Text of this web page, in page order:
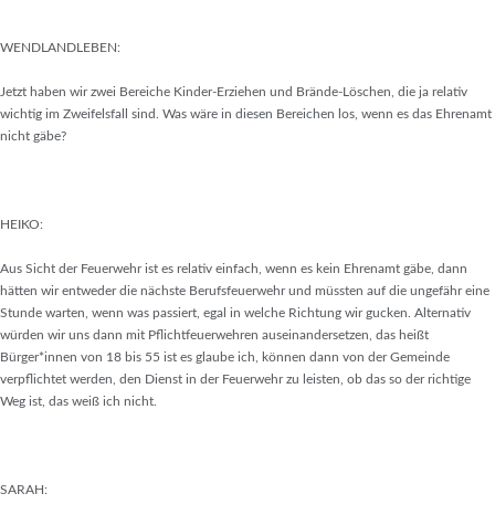
WENDLANDLEBEN:
Jetzt haben wir zwei Bereiche Kinder-Erziehen und Brände-Löschen, die ja relativ
wichtig im Zweifelsfall sind. Was wäre in diesen Bereichen los, wenn es das Ehrenamt
nicht gäbe?
HEIKO:
Aus Sicht der Feuerwehr ist es relativ einfach, wenn es kein Ehrenamt gäbe, dann
hätten wir entweder die nächste Berufsfeuerwehr und müssten auf die ungefähr eine
Stunde warten, wenn was passiert, egal in welche Richtung wir gucken. Alternativ
würden wir uns dann mit Pflichtfeuerwehren auseinandersetzen, das heißt
Bürger*innen von 18 bis 55 ist es glaube ich, können dann von der Gemeinde
verpflichtet werden, den Dienst in der Feuerwehr zu leisten, ob das so der richtige
Weg ist, das weiß ich nicht.
SARAH: